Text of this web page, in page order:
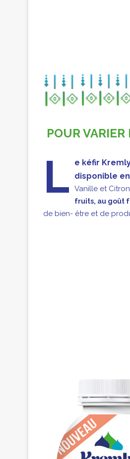
POUR
L
e kéfir
disponible
Vanille et
fruits, au goût
de bien- être et de